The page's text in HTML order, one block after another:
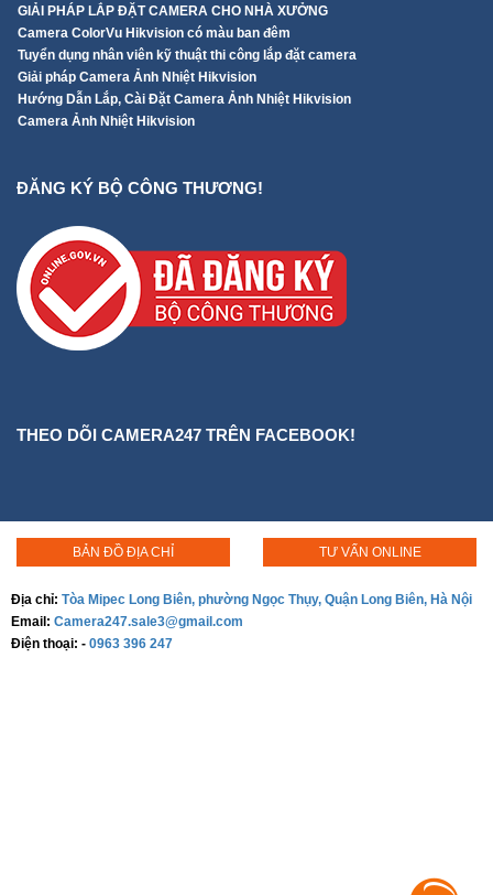
GIẢI PHÁP LẮP ĐẶT CAMERA CHO NHÀ XƯỞNG
Camera ColorVu Hikvision có màu ban đêm
Tuyển dụng nhân viên kỹ thuật thi công lắp đặt camera
Giải pháp Camera Ảnh Nhiệt Hikvision
Hướng Dẫn Lắp, Cài Đặt Camera Ảnh Nhiệt Hikvision
Camera Ảnh Nhiệt Hikvision
ĐĂNG KÝ BỘ CÔNG THƯƠNG!
THEO DÕI CAMERA247 TRÊN FACEBOOK!
BẢN ĐỒ ĐỊA CHỈ TƯ VẤN ONLINE
Địa chỉ: Tòa Mipec Long Biên, phường Ngọc Thụy, Quận Long Biên, Hà Nội
Email: Camera247.sale3@gmail.com
Điện thoại: - 0963 396 247